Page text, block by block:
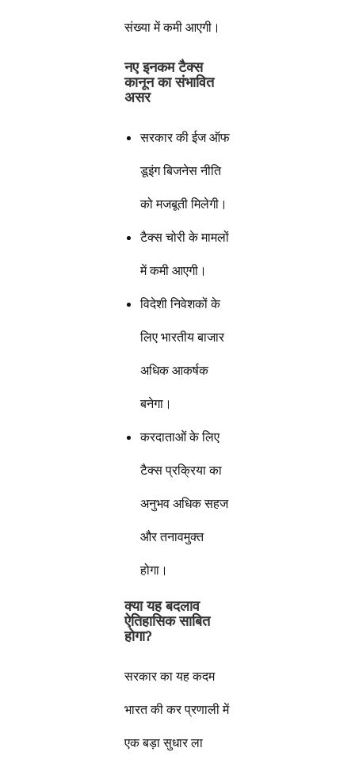
संख्या में कमी आएगी।
नए इनकम टैक्स
कानून का संभावित
असर
सरकार की ईज ऑफ
डूइंग बिजनेस नीति
को मजबूती मिलेगी।
टैक्स चोरी के मामलों
में कमी आएगी।
विदेशी निवेशकों के
लिए भारतीय बाजार
अधिक आकर्षक
बनेगा।
करदाताओं के लिए
टैक्स प्रक्रिया का
अनुभव अधिक सहज
और तनावमुक्त
होगा।
क्या यह बदलाव
ऐतिहासिक साबित
होगा?
सरकार का यह कदम
भारत की कर प्रणाली में
एक बड़ा सुधार ला